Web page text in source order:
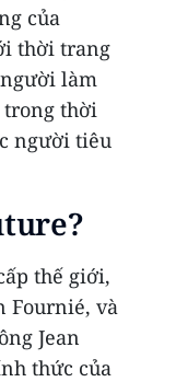
của
thời trang
làm
trong thời
người tiêu
?
thế giới,
Fournié, và
Jean
thức của